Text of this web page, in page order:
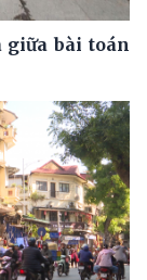
bài toán